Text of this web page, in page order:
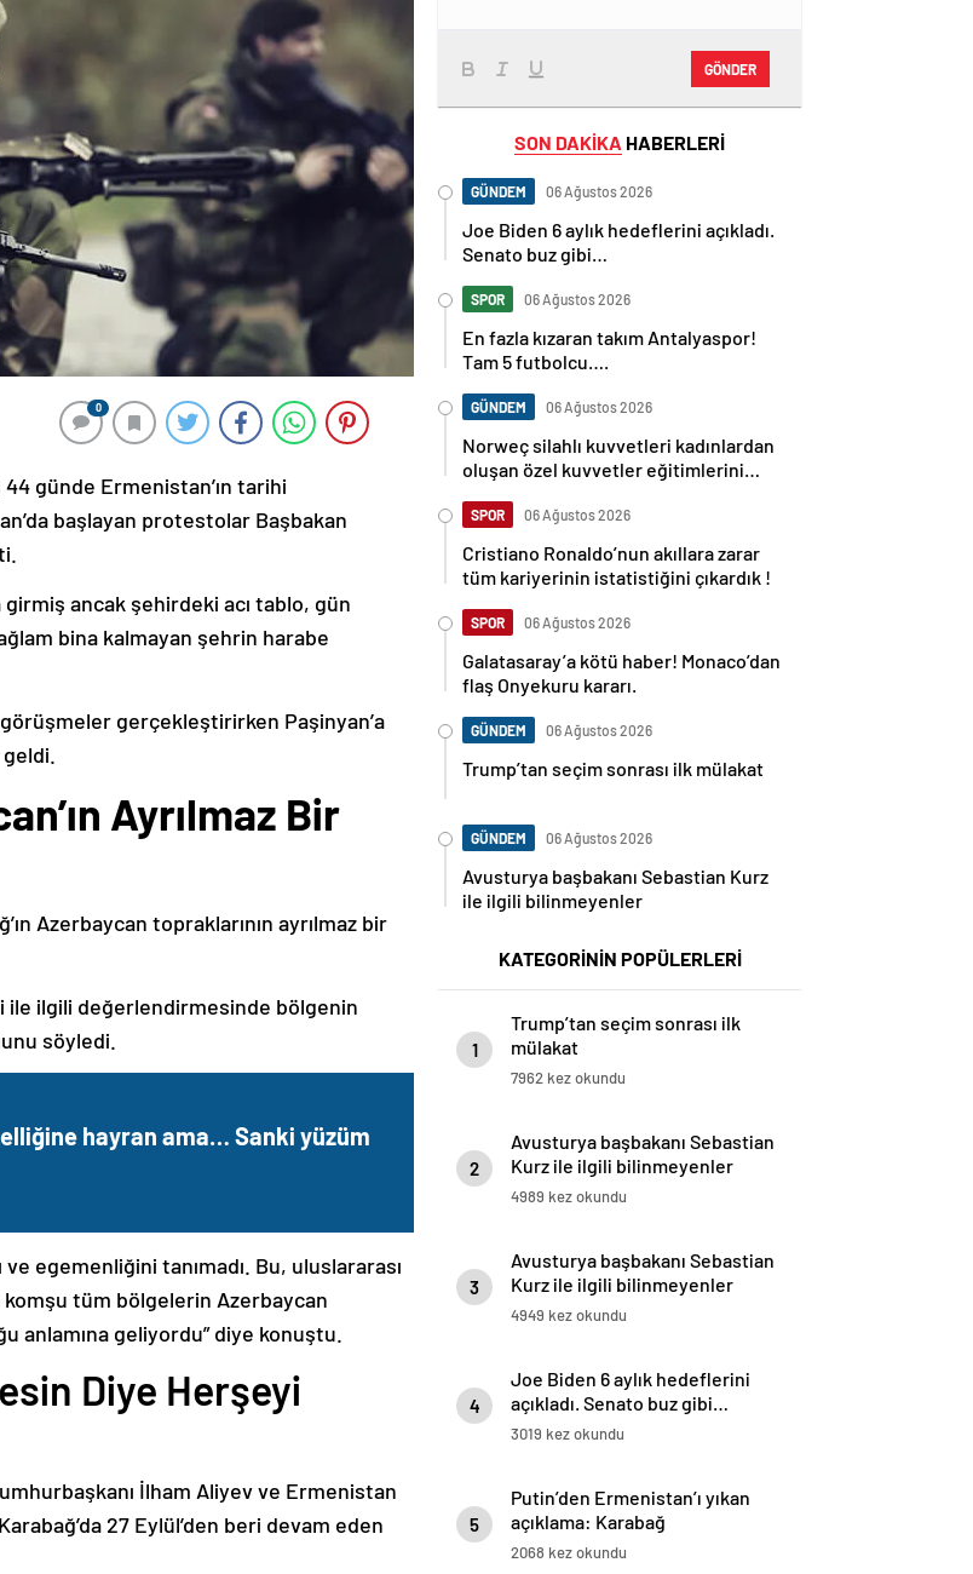
0
günde Ermenistan’ın tarihi
başlayan protestolar Başbakan
ancak şehirdeki acı tablo, gün
bina kalmayan şehrin harabe
gerçekleştirirken Paşinyan’a
geldi.
Ayrılmaz Bir
Azerbaycan topraklarının ayrılmaz bir
ile ilgili değerlendirmesinde bölgenin
söyledi.
hayran ama… Sanki yüzüm
ve egemenliğini tanımadı. Bu, uluslararası
komşu tüm bölgelerin Azerbaycan
anlamına geliyordu” diye konuştu.
Diye Herşeyi
İlham Aliyev ve Ermenistan
27 Eylül’den beri devam eden
GÖNDER
SON DAKİKA HABERLERİ
GÜNDEM 06 Ağustos 2026
Joe Biden 6 aylık hedeflerini açıkladı.
Senato buz gibi…
SPOR 06 Ağustos 2026
En fazla kızaran takım Antalyaspor!
Tam 5 futbolcu….
GÜNDEM 06 Ağustos 2026
Norweç silahlı kuvvetleri kadınlardan
oluşan özel kuvvetler eğitimlerini
SPOR 06 Ağustos 2026
Cristiano Ronaldo’nun akıllara zarar
tüm kariyerinin istatistiğini çıkardık !
SPOR 06 Ağustos 2026
Galatasaray’a kötü haber! Monaco’dan
flaş Onyekuru kararı.
GÜNDEM 06 Ağustos 2026
Trump’tan seçim sonrası ilk mülakat
GÜNDEM 06 Ağustos 2026
Avusturya başbakanı Sebastian Kurz
ile ilgili bilinmeyenler
KATEGORİNİN POPÜLERLERİ
1
Trump’tan seçim sonrası ilk
mülakat
7962 kez okundu
2
Avusturya başbakanı Sebastian
Kurz ile ilgili bilinmeyenler
4989 kez okundu
3
Avusturya başbakanı Sebastian
Kurz ile ilgili bilinmeyenler
4949 kez okundu
4
Joe Biden 6 aylık hedeflerini
açıkladı. Senato buz gibi…
3019 kez okundu
5
Putin’den Ermenistan’ı yıkan
açıklama: Karabağ
Azerbaycan’ın ayrılmaz bir
2068 kez okundu